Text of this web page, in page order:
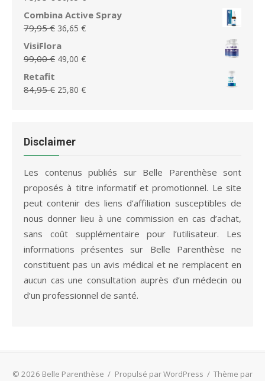
était :
44,99 €.18,65 €.
prix
initial
était :
75,95 €.
prix
actuel
Combina Active Spray
79,95€ Le
initial
était :
36,65 €Le
actuel
VisiFlora
99,00€ Le
initial
était :
49,00 €Le
actuel
Retafit
84,95€ Le
84,95 €.
25,80 €Le
Disclaimer
Les contenus publiés sur Belle Parenthèse sont
proposés à titre informatif et promotionnel. Le site
peut contenir des liens d’affiliation susceptibles de
nous donner lieu à une commission en cas d’achat,
sans coût supplémentaire pour l’utilisateur. Les
informations présentes sur Belle Parenthèse ne
constituent pas un avis médical et ne remplacent en
aucun cas une consultation auprès d’un médecin ou
d’un professionnel de santé.
© 2026 Belle Parenthèse / Propulsé par WordPress / Thème par